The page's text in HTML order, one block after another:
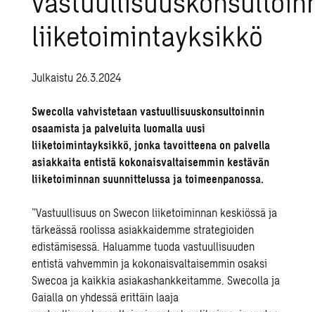
liiketoimintayksikkö
Julkaistu 26.3.2024
Swecolla vahvistetaan vastuullisuuskonsultoinnin
osaamista ja palveluita luomalla uusi
liiketoimintayksikkö, jonka tavoitteena on palvella
asiakkaita entistä kokonaisvaltaisemmin kestävän
liiketoiminnan suunnittelussa ja toimeenpanossa.
”Vastuullisuus on Swecon liiketoiminnan keskiössä ja
tärkeässä roolissa asiakkaidemme strategioiden
edistämisessä. Haluamme tuoda vastuullisuuden
entistä vahvemmin ja kokonaisvaltaisemmin osaksi
Swecoa ja kaikkia asiakashankkeitamme. Swecolla ja
Gaialla on yhdessä erittäin laaja